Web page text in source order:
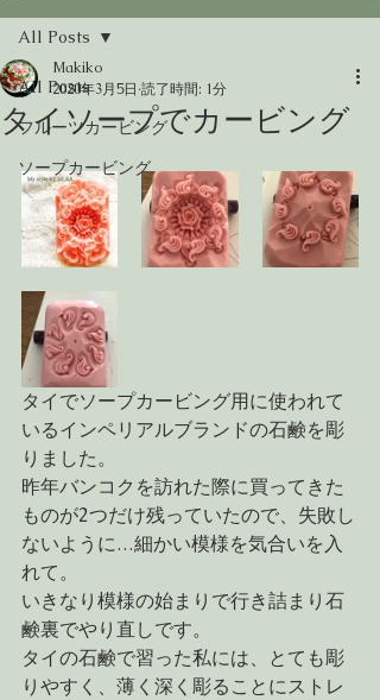
All Posts
フルーツカービング
ソープカービング
All Posts
タイソープでカービング
Makiko
2020年3月5日 読了時間: 1分
タイでソープカービング用に使われて
いるインペリアルブランドの石鹸を彫
りました。
昨年バンコクを訪れた際に買ってきた
ものが2つだけ残っていたので、失敗し
ないように…細かい模様を気合いを入
れて。
いきなり模様の始まりで行き詰まり石
鹸裏でやり直しです。
タイの石鹸で習った私には、とても彫
りやすく、薄く深く彫ることにストレ